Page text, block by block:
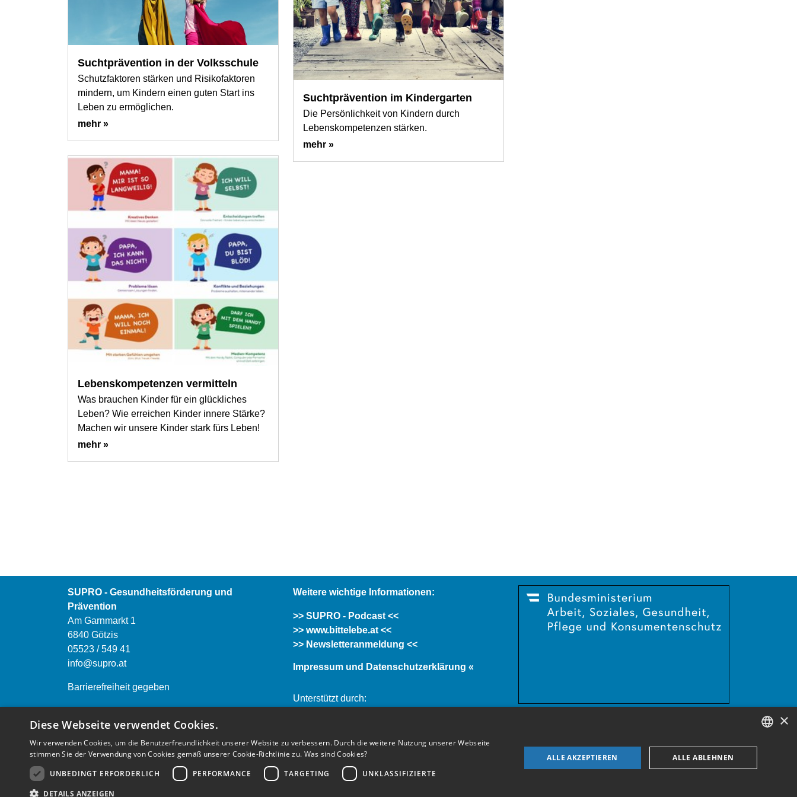
Suchtprävention in der Volksschule
Schutzfaktoren stärken und Risikofaktoren
mindern, um Kindern einen guten Start ins
Leben zu ermöglichen.
mehr »
Suchtprävention im Kindergarten
Die Persönlichkeit von Kindern durch
Lebenskompetenzen stärken.
mehr »
Lebenskompetenzen vermitteln
Was brauchen Kinder für ein glückliches
Leben? Wie erreichen Kinder innere Stärke?
Machen wir unsere Kinder stark fürs Leben!
mehr »
SUPRO - Gesundheitsförderung und
Prävention
Am Garnmarkt 1
6840 Götzis
05523 / 549 41
info@supro.at
Barrierefreiheit gegeben
Montag bis Freitag von 9.00 bis 12.00 Uhr
Montag bis Donnerstag 13.00 bis 16.00 Uhr
Einrichtungen anderer österreichischen
Bundesländer finden SieHIER
Weitere wichtige Informationen:
>> SUPRO - Podcast <<
>> www.bittelebe.at <<
>> Newsletteranmeldung <<
Impressum und Datenschutzerklärung «
Unterstützt durch:
×
Diese Webseite verwendet Cookies.
Wir verwenden Cookies, um die Benutzerfreundlichkeit unserer Website zu verbessern. Durch die weitere Nutzung unserer Webseite
stimmen Sie der Verwendung von Cookies gemäß unserer Cookie-Richtlinie zu. Was sind Cookies?
UNBEDINGT ERFORDERLICH
PERFORMANCE TARGETING UNKLASSIFIZIERTE
DETAILS ANZEIGEN
ALLE AKZEPTIEREN ALLE ABLEHNEN